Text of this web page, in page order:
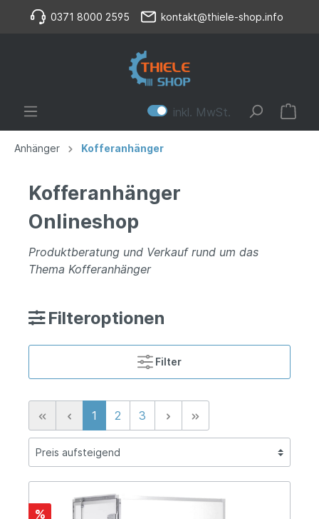
0371 8000 2595 kontakt@thiele-shop.info
inkl. MwSt.
Anhänger Kofferanhänger
Kofferanhänger
Onlineshop
Produktberatung und Verkauf rund um das
Thema Kofferanhänger
Filteroptionen
Filter
1 2 3
%